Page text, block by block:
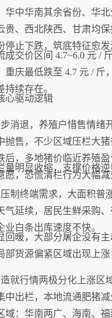
华中华南其余省份、华
贵、西北陕西、甘肃均
停止下跌，筑底特征愈发
成交价区间 4.7~6.0 元 /
重庆最低跌至 4.7 元 / 斤
续存在。
心驱动逻辑
消退，养殖户惜售情绪
抛售，不少区域压栏大猪
后，多地猪价临近养殖
愿，恐慌清栏行为大幅减
量明显收缩，支撑价格逆
制终端需求，大面积普
气延续，居民生鲜采购
业白条出库速度不快。
回暖，大部分屠企没有
部货源偏紧区域出现上
就行情两极分化上涨区
中出栏，本地流通肥猪
域：华南两广、海南、福